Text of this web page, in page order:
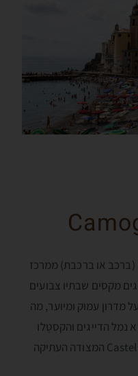
או ברכבת) ממרכז
מקסים שבתיו צבועים
מדרון עמוק ומיוער, מה
נמל הדייגים והקסְטֶלו
דֶלָה דְרָגונָרָה Castello della Dragonara המצודה העתיקה